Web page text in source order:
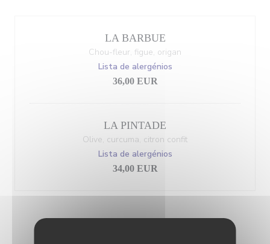
LA BARBUE
Chou-fleur, figue, origan
Lista de alergénios
36,00 EUR
LA PINTADE
Olive, curcuma, citron confit
Lista de alergénios
34,00 EUR